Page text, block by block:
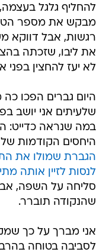
להחליף גלגל
מבקש את מספר
רגשות, אבל דווקא
את ליבו, שזכתה
לא יעז להחצין בפני
היום גברים הפכו
שלעיתים אני יושב
במה שנראה כדייט:
היחסים הקודמות
הגברת שמולו את
לנסות לזיין אותה
סליחה על השפה, אבל
שהנקודה תוברר.
אני מברך על כך
לסביבה בטוחה